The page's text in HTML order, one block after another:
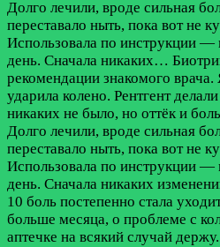
Долго лечили, вроде сильная
переставало ныть, пока вот не
Использовала по инструкции —
день. Сначала никаких…
рекомендации знакомого
ударила колено. Рентгент
никаких не было, но оттёк и
Долго лечили, вроде сильная
переставало ныть, пока вот не
Использовала по инструкции —
день. Сначала никаких
10 боль постепенно стала
больше месяца, о проблеме с
аптечке на всякий случай